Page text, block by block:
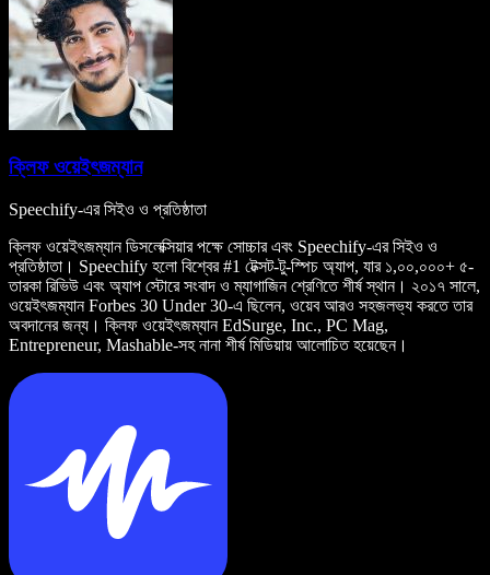
ক্লিফ ওয়েইৎজম্যান
Speechify-এর সিইও ও প্রতিষ্ঠাতা
ক্লিফ ওয়েইৎজম্যান ডিসলেক্সিয়ার পক্ষে সোচ্চার এবং Speechify-এর সিইও ও
প্রতিষ্ঠাতা। Speechify হলো বিশ্বের #1 টেক্সট-টু-স্পিচ অ্যাপ, যার ১,০০,০০০+ ৫-
তারকা রিভিউ এবং অ্যাপ স্টোরে সংবাদ ও ম্যাগাজিন শ্রেণিতে শীর্ষ স্থান। ২০১৭ সালে,
ওয়েইৎজম্যান Forbes 30 Under 30-এ ছিলেন, ওয়েব আরও সহজলভ্য করতে তার
অবদানের জন্য। ক্লিফ ওয়েইৎজম্যান EdSurge, Inc., PC Mag,
Entrepreneur, Mashable-সহ নানা শীর্ষ মিডিয়ায় আলোচিত হয়েছেন।